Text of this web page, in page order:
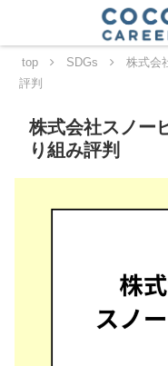
top SDGs
株式会
評判
株式会社スノー
り組み評判